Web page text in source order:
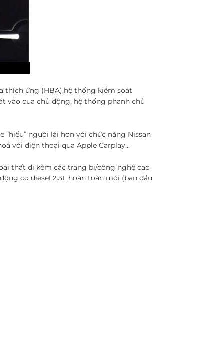
thích ứng (HBA),hệ thống kiểm soát
vào cua chủ động, hệ thống phanh chủ
người lái hơn với chức năng Nissan
với điện thoại qua Apple Carplay...
thất đi kèm các trang bị/công nghệ cao
cơ diesel 2.3L hoàn toàn mới (ban đầu